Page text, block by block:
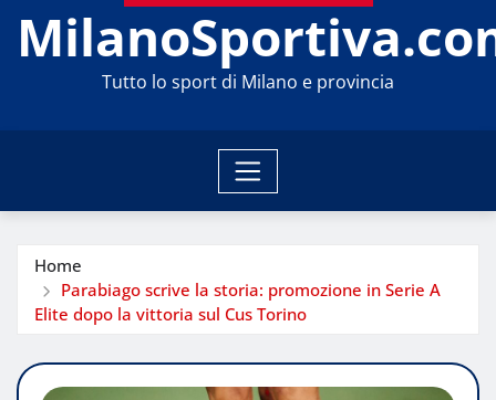
Tutto lo sport di Milano e provincia
Home
Parabiago scrive la storia: promozione in Serie A
Elite dopo la vittoria sul Cus Torino